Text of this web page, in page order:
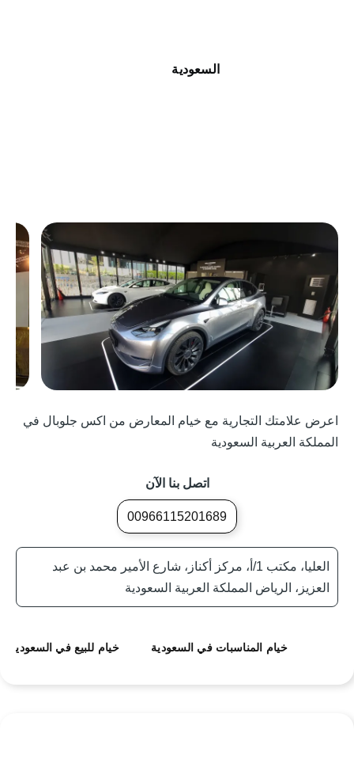
السعودية
اعرض علامتك التجارية مع خيام المعارض من اكس جلوبال في
المملكة العربية السعودية
اتصل بنا الآن
00966115201689
العليا، مكتب 1/أ، مركز أكناز، شارع الأمير محمد بن عبد
العزيز، الرياض المملكة العربية السعودية
خيام المناسبات في السعودية خيام للبيع في السعودية